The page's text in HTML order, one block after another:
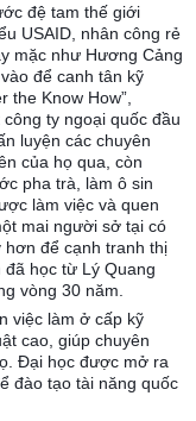
đệ tam thế giới
USAID, nhân công rẻ
mặc như Hương Cảng
để canh tân kỹ
the Know How”,
ty ngoại quốc đầu
luyện các chuyên
của họ qua, còn
pha trà, làm ô sin
làm việc và quen
mai người sở tại có
để cạnh tranh thị
học từ Lý Quang
vòng 30 năm.
việc làm ở cấp kỹ
cao, giúp chuyên
Đại học được mở ra
đào tạo tài năng quốc